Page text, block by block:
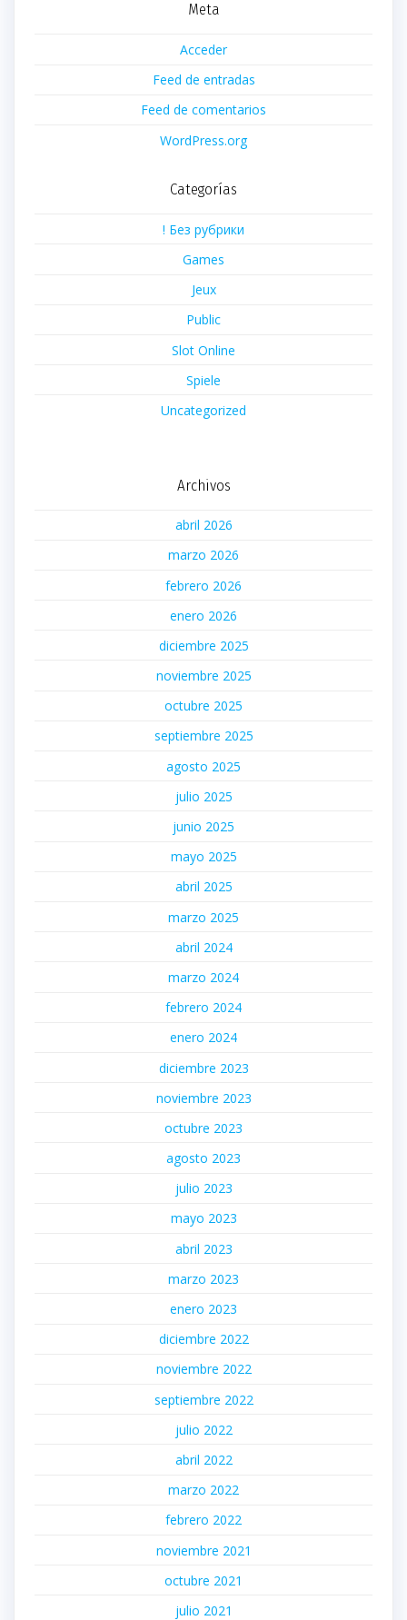
Meta
Acceder
Feed de entradas
Feed de comentarios
WordPress.org
Categorías
! Без рубрики
Games
Jeux
Public
Slot Online
Spiele
Uncategorized
Archivos
abril 2026
marzo 2026
febrero 2026
enero 2026
diciembre 2025
noviembre 2025
octubre 2025
septiembre 2025
agosto 2025
julio 2025
junio 2025
mayo 2025
abril 2025
marzo 2025
abril 2024
marzo 2024
febrero 2024
enero 2024
diciembre 2023
noviembre 2023
octubre 2023
agosto 2023
julio 2023
mayo 2023
abril 2023
marzo 2023
enero 2023
diciembre 2022
noviembre 2022
septiembre 2022
julio 2022
abril 2022
marzo 2022
febrero 2022
noviembre 2021
octubre 2021
julio 2021